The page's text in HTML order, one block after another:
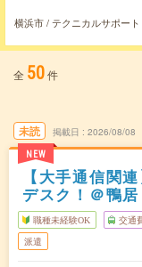
わり条件で絞り込んでいただけ
のお仕事とは？とは？
横浜市 / テクニカルサポー
全 50件
未読
NEW
掲載日 2026/08/08
【大手通信関
デスク！＠鴨居
職種未経験OK 交通
派遣